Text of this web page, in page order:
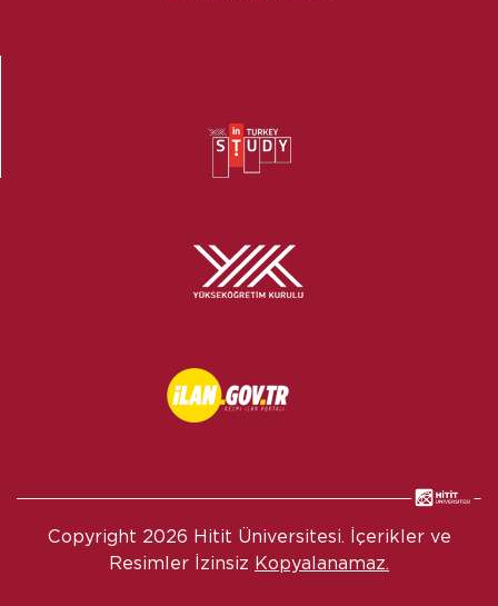
Copyright 2026 Hitit Üniversitesi. İçerikler ve
Resimler İzinsiz Kopyalanamaz.